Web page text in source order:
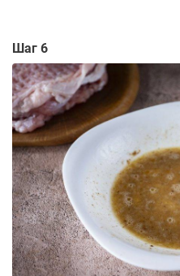
Шаг 6